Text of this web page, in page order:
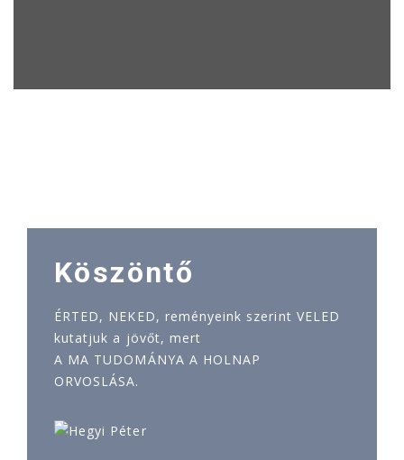
Köszöntő
ÉRTED, NEKED, reményeink szerint VELED
kutatjuk a jövőt, mert
A MA TUDOMÁNYA A HOLNAP
ORVOSLÁSA.